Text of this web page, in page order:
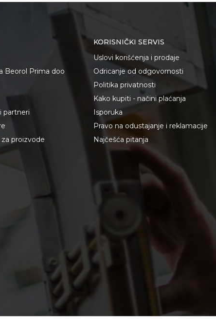
Beorol Prima doo
partneri
proizvode
KORISNIČKI SERVIS
Uslovi korišćenja i prodaje
Odricanje od odgovornosti
Politika privatnosti
Kako kupiti - načini plaćanja
Isporuka
Pravo na odustajanje i reklamacije
Najčešća pitanja